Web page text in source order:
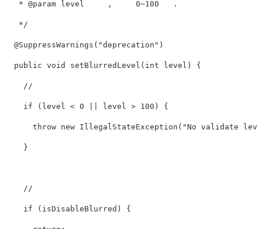
   * @param level     ,     0~100   .
   */
  @SuppressWarnings("deprecation")
  public void setBlurredLevel(int level) {
    //
    if (level < 0 || level > 100) {
throw new IllegalStateException("No validate
    }
    //
    if (isDisableBlurred) {